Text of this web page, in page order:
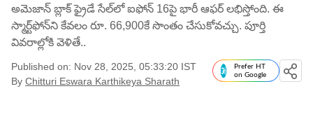
అమెజాన్ బ్లాక్ ఫ్రైడే సేల్‌లో ఐఫోన్ 16పై భారీ ఆఫర్ లభిస్తోంది. ఈ
స్మార్ట్​ఫోన్​ని కేవలం రూ. 66,900కే సొంతం చేసుకోవచ్చు. పూర్తి
వివరాల్లోకి వెళితే..
Published on: Nov 28, 2025, 05:33:20 IST
By Chitturi Eswara Karthikeya Sharath
Prefer HT
on Google